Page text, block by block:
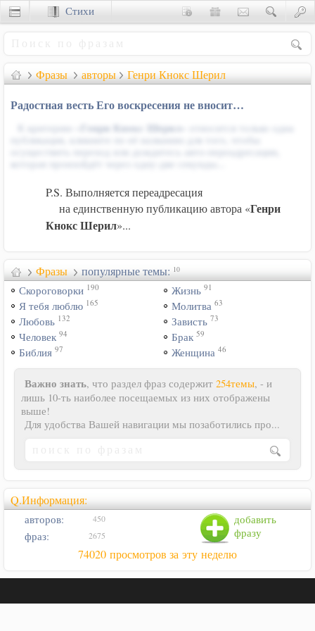
Фразы авторы Генри Кнокс Шерил
Радостная весть Его воскресения не вносит…
Генри Кнокс Шерил
P.S. Выполняется переадресация
на единственную публикацию автора «Генри
Кнокс Шерил»...
Фразы популярные темы: 10
Скороговорки 190
Я тебя люблю 165
Любовь 132
Человек 94
Библия 97
Жизнь 91
Молитва 63
Зависть 73
Брак 59
Женщина 46
Важно знать, что раздел фраз содержит 254темы, - и
лишь 10-ть наиболее посещаемых из них отображены
выше!
Для удобства Вашей навигации мы позаботились про...
Q.Информация:
добавить
фразу
авторов: 450
фраз: 2675
74020 просмотров за эту неделю
Стихи